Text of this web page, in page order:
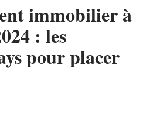
immobilier à
: les
pour placer